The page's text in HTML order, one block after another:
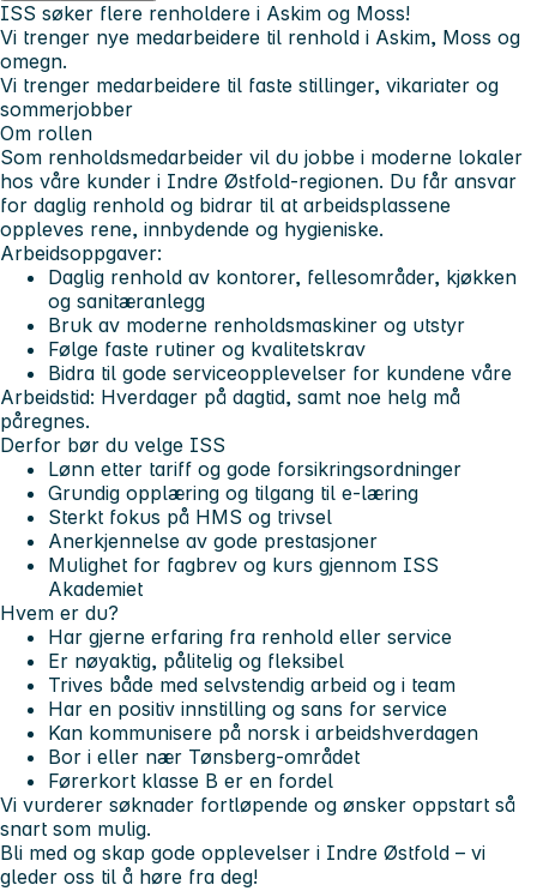
ISS søker flere renholdere i Askim og Moss!
Vi trenger nye medarbeidere til renhold i Askim, Moss og
omegn.
Vi trenger medarbeidere til faste stillinger, vikariater og
sommerjobber
Om rollen
Som renholdsmedarbeider vil du jobbe i moderne lokaler
hos våre kunder i Indre Østfold-regionen. Du får ansvar
for daglig renhold og bidrar til at arbeidsplassene
oppleves rene, innbydende og hygieniske.
Arbeidsoppgaver:
Daglig renhold av kontorer, fellesområder, kjøkken
og sanitæranlegg
Bruk av moderne renholdsmaskiner og utstyr
Følge faste rutiner og kvalitetskrav
Bidra til gode serviceopplevelser for kundene våre
Arbeidstid: Hverdager på dagtid, samt noe helg må
påregnes.
Derfor bør du velge ISS
Lønn etter tariff og gode forsikringsordninger
Grundig opplæring og tilgang til e-læring
Sterkt fokus på HMS og trivsel
Anerkjennelse av gode prestasjoner
Mulighet for fagbrev og kurs gjennom ISS
Akademiet
Hvem er du?
Har gjerne erfaring fra renhold eller service
Er nøyaktig, pålitelig og fleksibel
Trives både med selvstendig arbeid og i team
Har en positiv innstilling og sans for service
Kan kommunisere på norsk i arbeidshverdagen
Bor i eller nær Tønsberg-området
Førerkort klasse B er en fordel
Vi vurderer søknader fortløpende og ønsker oppstart så
snart som mulig.
Bli med og skap gode opplevelser i Indre Østfold – vi
gleder oss til å høre fra deg!